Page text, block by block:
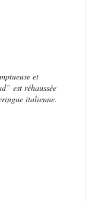
et
est réhaussée
italienne.